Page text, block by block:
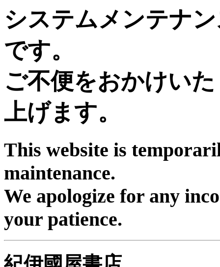
システムメンテナ
です。
ご不便をおかけい
上げます。
This website is
maintenance.
We apologize for any
your patience.